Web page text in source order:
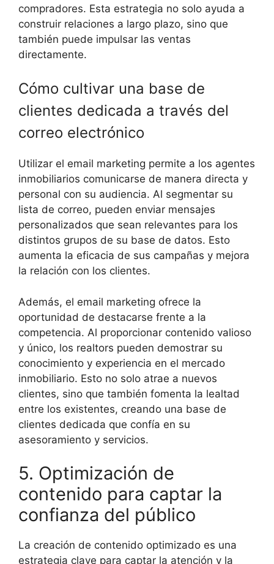
compradores. Esta estrategia no solo ayuda a
construir relaciones a largo plazo, sino que
también puede impulsar las ventas
directamente.
Cómo cultivar una base de
clientes dedicada a través del
correo electrónico
Utilizar el email marketing permite a los agentes
inmobiliarios comunicarse de manera directa y
personal con su audiencia. Al segmentar su
lista de correo, pueden enviar mensajes
personalizados que sean relevantes para los
distintos grupos de su base de datos. Esto
aumenta la eficacia de sus campañas y mejora
la relación con los clientes.
Además, el email marketing ofrece la
oportunidad de destacarse frente a la
competencia. Al proporcionar contenido valioso
y único, los realtors pueden demostrar su
conocimiento y experiencia en el mercado
inmobiliario. Esto no solo atrae a nuevos
clientes, sino que también fomenta la lealtad
entre los existentes, creando una base de
clientes dedicada que confía en su
asesoramiento y servicios.
5. Optimización de
contenido para captar la
confianza del público
La creación de contenido optimizado es una
estrategia clave para captar la atención y la